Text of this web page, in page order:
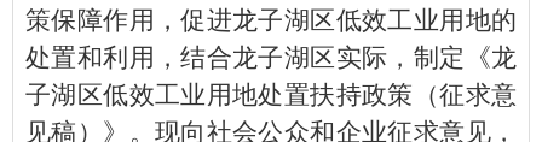
策保障作用，促进龙子湖区低效工业用地的
处置和利用，结合龙子湖区实际，制定《龙
子湖区低效工业用地处置扶持政策（征求意
见稿）》。现向社会公众和企业征求意见，